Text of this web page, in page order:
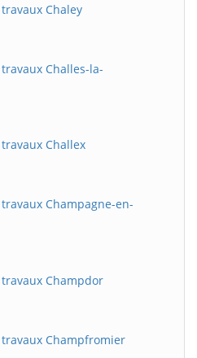
Chaley
Challes-la-
Challex
Champagne-en-
Champdor
Champfromier